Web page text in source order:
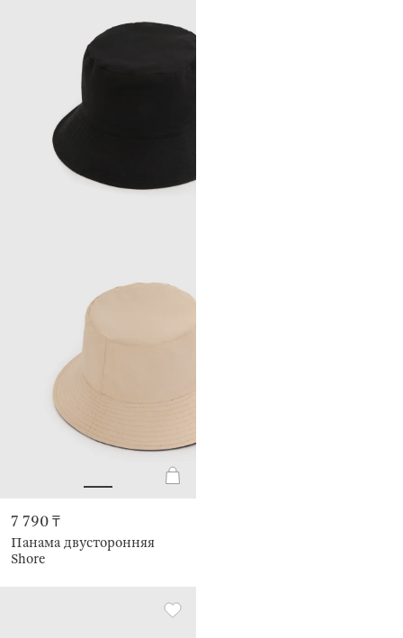
7 790 ₸
Панама двусторонняя
Shore